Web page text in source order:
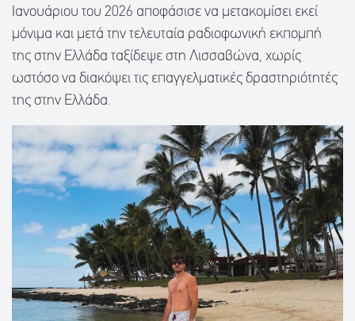
Ιανουάριου του 2026 αποφάσισε να μετακομίσει εκεί
μόνιμα και μετά την τελευταία ραδιοφωνική εκπομπή
της στην Ελλάδα ταξίδεψε στη Λισσαβώνα, χωρίς
ωστόσο να διακόψει τις επαγγελματικές δραστηριότητές
της στην Ελλάδα.